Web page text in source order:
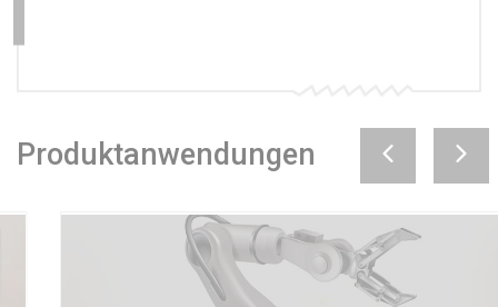
Produktanwendungen